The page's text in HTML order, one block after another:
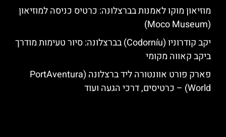
מוזיאון מוקו לאמנות בברצלונה: כרטיס כניסה למוזיאון
(Moco Museum)
יקב קודרוניו (Codorníu) בברצלונה: סיור טעימות מודרך
ביקב קאווה מקומי
פארק פורט אוונטורה ליד ברצלונה (PortAventura
World) – כרטיסים, דרכי הגעה ועוד